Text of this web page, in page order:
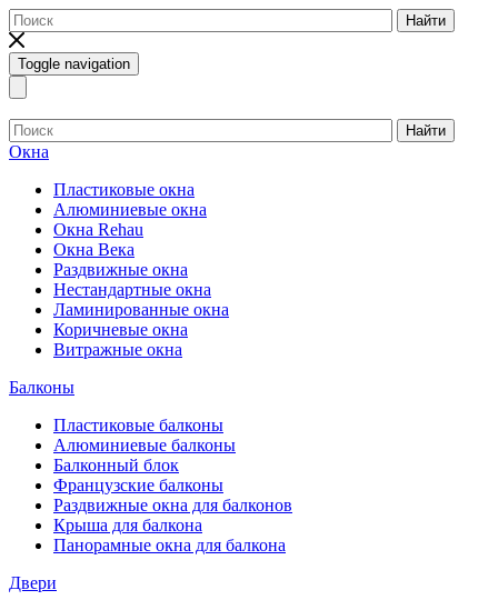
Найти
Toggle navigation
Найти
Окна
Пластиковые окна
Алюминиевые окна
Окна Rehau
Окна Века
Раздвижные окна
Нестандартные окна
Ламинированные окна
Коричневые окна
Витражные окна
Балконы
Пластиковые балконы
Алюминиевые балконы
Балконный блок
Французские балконы
Раздвижные окна для балконов
Крыша для балкона
Панорамные окна для балкона
Двери